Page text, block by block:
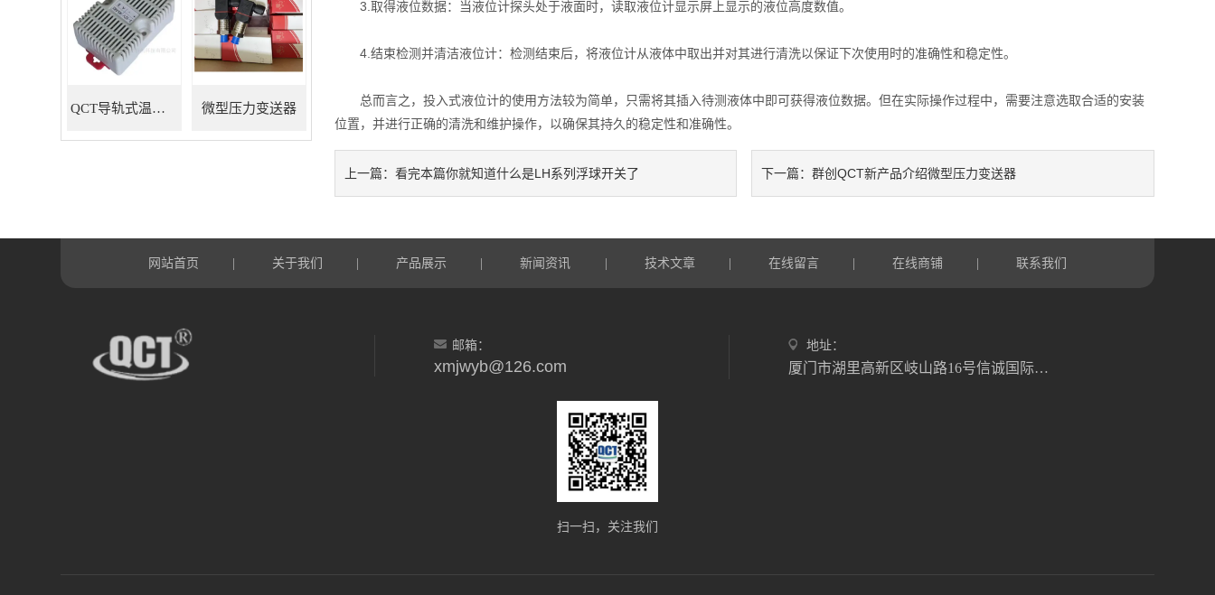
QCT导轨式温湿度变送器 微型压力变送器
3.取得液位数据：当液位计探头处于液面时，读取液位计显示屏上显示的液位高度数值。
4.结束检测并清洁液位计：检测结束后，将液位计从液体中取出并对其进行清洗以保证下次使用时的准确性和稳定性。
总而言之，投入式液位计的使用方法较为简单，只需将其插入待测液体中即可获得液位数据。但在实际操作过程中，需要注意选取合适的安装
位置，并进行正确的清洗和维护操作，以确保其持久的稳定性和准确性。
上一篇： 看完本篇你就知道什么是LH系列浮球开关了 下一篇：群创QCT新产品介绍微型压力变送器
网站首页 关于我们 产品展示 新闻资讯 技术文章 在线留言 在线商铺 联系我们
邮箱：
xmjwyb@126.com
地址：
厦门市湖里高新区岐山路16号信诚国际大厦1号楼822室
扫一扫，关注我们